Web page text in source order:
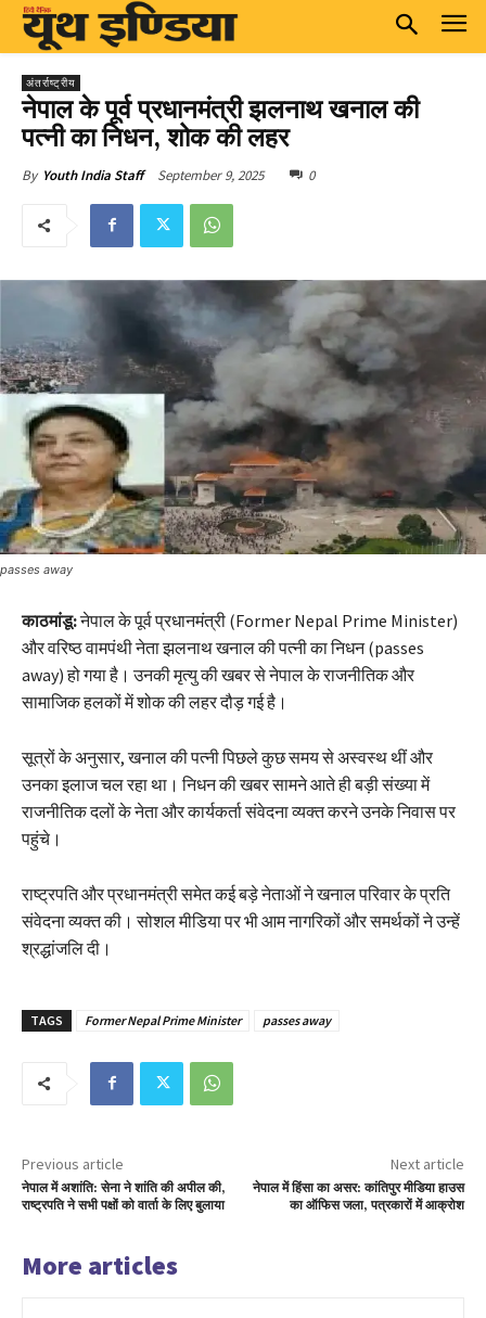
अंतर्राष्ट्रीय
नेपाल के पूर्व प्रधानमंत्री झलनाथ खनाल की
पत्नी का निधन, शोक की लहर
By Youth India Staff September 9, 2025 0
passes away
काठमांडू:नेपाल के पूर्व प्रधानमंत्री (Former Nepal Prime Minister)
और वरिष्ठ वामपंथी नेता झलनाथ खनाल की पत्नी का निधन (passes
away) हो गया है। उनकी मृत्यु की खबर से नेपाल के राजनीतिक और
सामाजिक हलकों में शोक की लहर दौड़ गई है।
सूत्रों के अनुसार, खनाल की पत्नी पिछले कुछ समय से अस्वस्थ थीं और
उनका इलाज चल रहा था। निधन की खबर सामने आते ही बड़ी संख्या में
राजनीतिक दलों के नेता और कार्यकर्ता संवेदना व्यक्त करने उनके निवास पर
पहुंचे।
राष्ट्रपति और प्रधानमंत्री समेत कई बड़े नेताओं ने खनाल परिवार के प्रति
संवेदना व्यक्त की। सोशल मीडिया पर भी आम नागरिकों और समर्थकों ने उन्हें
श्रद्धांजलि दी।
TAGS Former Nepal Prime Minister passes away
Previous article
नेपाल में अशांति: सेना ने शांति की अपील की,
राष्ट्रपति ने सभी पक्षों को वार्ता के लिए बुलाया
Next article
नेपाल में हिंसा का असर: कांतिपुर मीडिया हाउस
का ऑफिस जला, पत्रकारों में आक्रोश
More articles